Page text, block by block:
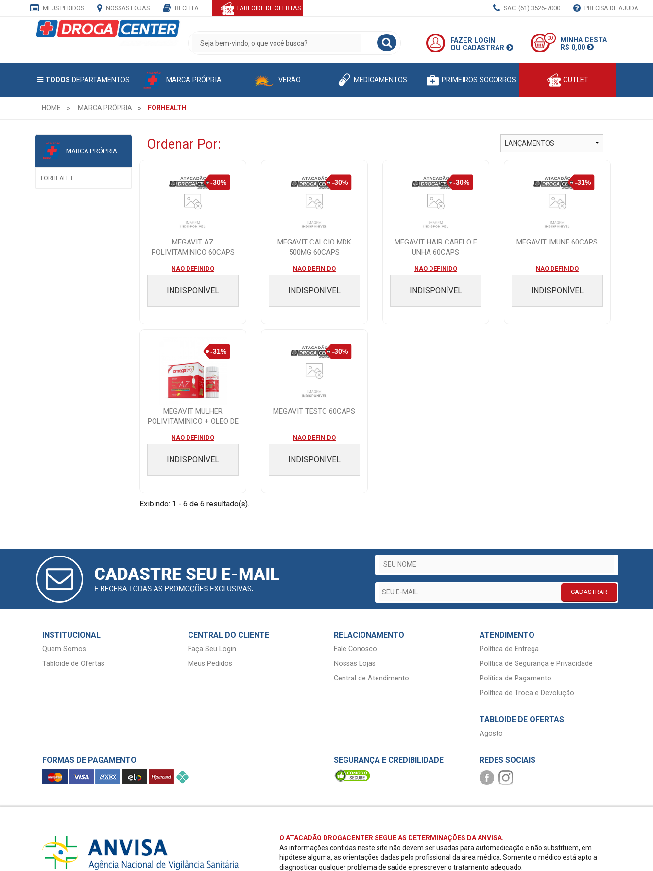
MEUS PEDIDOS NOSSAS LOJAS RECEITA TABLOIDE DE OFERTAS SAC: (61) 3526-7000 PRECISA DE AJUDA
FAZER LOGIN
OU CADASTRAR
00
MINHA CESTA
R$ 0,00
TODOS DEPARTAMENTOS MARCA PRÓPRIA VERÃO MEDICAMENTOS PRIMEIROS SOCORROS OUTLET
HOME MARCA PRÓPRIA FORHEALTH
MARCA PRÓPRIA
FORHEALTH
Ordenar Por:
MEGAVIT AZ
POLIVITAMINICO 60CAPS
NAO DEFINIDO
INDISPONÍVEL
MEGAVIT CALCIO MDK
500MG 60CAPS
NAO DEFINIDO
INDISPONÍVEL
MEGAVIT HAIR CABELO E
UNHA 60CAPS
NAO DEFINIDO
INDISPONÍVEL
MEGAVIT IMUNE 60CAPS
NAO DEFINIDO
INDISPONÍVEL
MEGAVIT MULHER
POLIVITAMINICO + OLEO DE
NAO DEFINIDO
INDISPONÍVEL
MEGAVIT TESTO 60CAPS
NAO DEFINIDO
INDISPONÍVEL
Exibindo: 1 - 6 de 6 resultado(s).
CADASTRE
MAIL
E
EXCLUSIVAS.
CADASTRAR
E-MAIL
CADASTRAR
INSTITUCIONAL
Quem Somos
Tabloide de Ofertas
CENTRAL DO CLIENTE
Faça Seu Login
Meus Pedidos
RELACIONAMENTO
Fale Conosco
Nossas Lojas
Central de Atendimento
ATENDIMENTO
Política de Entrega
Política de Segurança e Privacidade
Política de Pagamento
Política de Troca e Devolução
TABLOIDE DE OFERTAS
Agosto
FORMAS DE PAGAMENTO SEGURANÇA E CREDIBILIDADE REDES SOCIAIS
O ATACADÃO DROGACENTER SEGUE AS DETERMINAÇÕES DA ANVISA.
As informações contidas neste site não devem ser usadas para automedicação e não substituem, em
hipótese alguma, as orientações dadas pelo profissional da área médica. Somente o médico está apto a
diagnosticar qualquer problema de saúde e prescrever o tratamento adequado.